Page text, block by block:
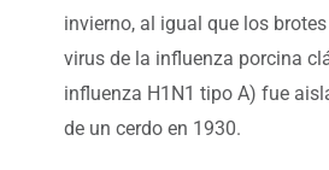
invierno, al igual que los
virus de la influenza porcina
influenza H1N1 tipo A) fue
de un cerdo en 1930.